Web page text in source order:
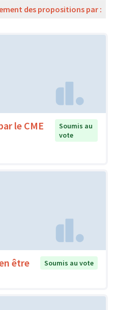
des propositions par :
le CME
Soumis au
vote
être
Soumis au vote